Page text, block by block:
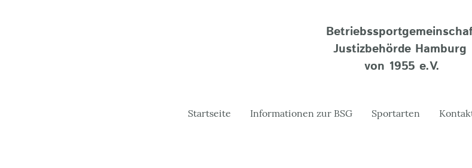
Justizbehörde Hamburg
von 1955 e.V.
Startseite Informationen zur BSG Sportarten